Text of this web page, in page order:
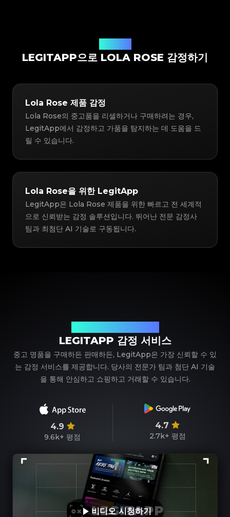
LEGITAPP으로 LOLA ROSE 감정하기
Lola Rose 제품 감정
Lola Rose의 중고품을 리셀하거나 구매하려는 경우,
LegitApp에서 감정하고 가품을 탐지하는 데 도움을 드
릴 수 있습니다.
Lola Rose을 위한 LegitApp
LegitApp은 Lola Rose 제품을 위한 빠르고 전 세계적
으로 신뢰받는 감정 솔루션입니다. 뛰어난 전문 감정사
팀과 최첨단 AI 기술로 구동됩니다.
LEGITAPP 감정 서비스
중고 명품을 구매하든 판매하든, LegitApp은 가장 신뢰할 수 있
는 감정 서비스를 제공합니다. 당사의 전문가 팀과 첨단 AI 기술
을 통해 안심하고 쇼핑하고 거래할 수 있습니다.
4.9
9.6k+ 평점
4.7
2.7k+ 평점
비디오 시청하기